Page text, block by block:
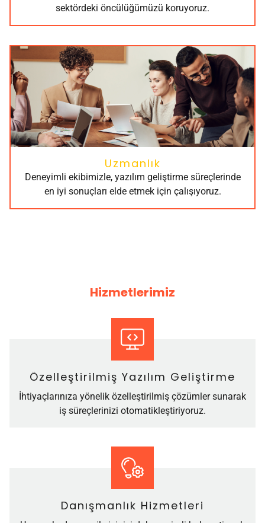
sektördeki öncülüğümüzü koruyoruz.
Uzmanlık
Deneyimli ekibimizle, yazılım geliştirme süreçlerinde
en iyi sonuçları elde etmek için çalışıyoruz.
Hizmetlerimiz
Özelleştirilmiş Yazılım Geliştirme
İhtiyaçlarınıza yönelik özelleştirilmiş çözümler sunarak
iş süreçlerinizi otomatikleştiriyoruz.
Danışmanlık Hizmetleri